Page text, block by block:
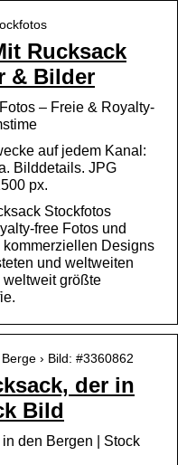
Rucksack
& Bilder
– Freie & Royalty-
auf jedem Kanal:
Bilddetails. JPG
px.
Stockfotos
free Fotos und
Designs
und weltweiten
weltweit größte
› Bild: #3360862
der in
Bild
den Bergen | Stock